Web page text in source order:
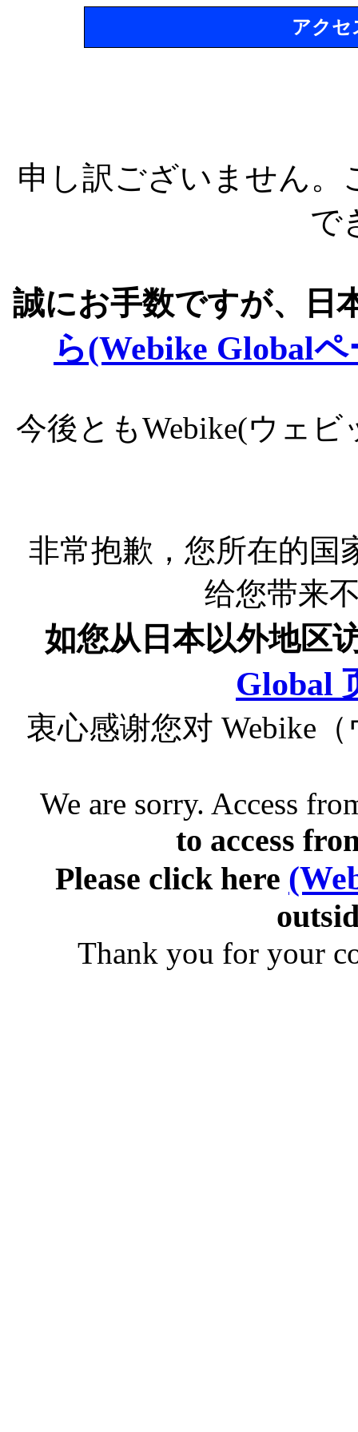
アクセ
申し訳ございません
で
誠にお手数ですが、日
ら(Webike Global
今後ともWebike(ウェ
非常抱歉，您所在的国
给您带来
如您从日本以外地区
Global
衷心感谢您对 Webike
We are sorry. Access
to access
Please click here
Thank you for your